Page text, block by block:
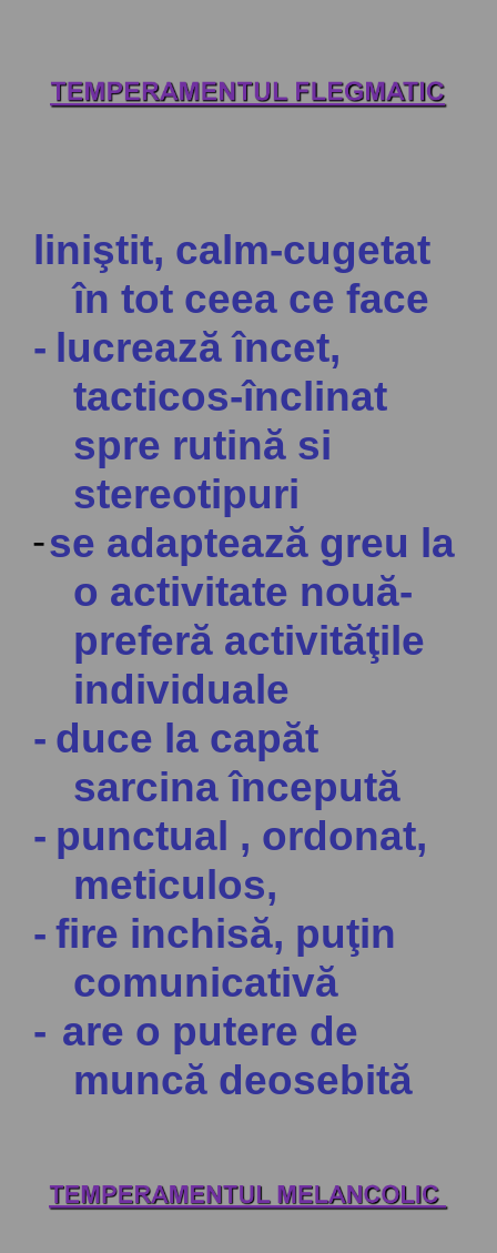
liniştit, calm-cugetat
în tot ceea ce face
- lucrează încet,
tacticos-înclinat
spre rutină si
stereotipuri
-se adaptează greu la
o activitate nouă-
preferă activităţile
individuale
- duce la capăt
sarcina începută
- punctual , ordonat,
meticulos,
- fire inchisă, puţin
comunicativă
- are o putere de
muncă deosebită